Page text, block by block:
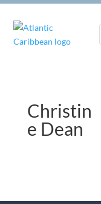
Christin
e Dean